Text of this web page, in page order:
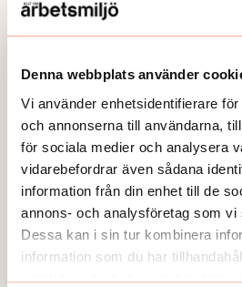
Denna webbplats använder
Vi använder enhetsidentifierare
och annonserna till användarna,
för sociala medier och analysera
vidarebefordrar även sådana
information från din enhet till de
annons- och analysföretag som vi
Dessa kan i sin tur kombinera
information som du har
samlat in när du har använt deras
/Magnus Nyqvist, expert
Foto:Adobe Stock
Publicerad:2024-05-29
Så här jobbar vi på Allt om arbetsmiljö med
oberoende från vår ägare och vi arbetar